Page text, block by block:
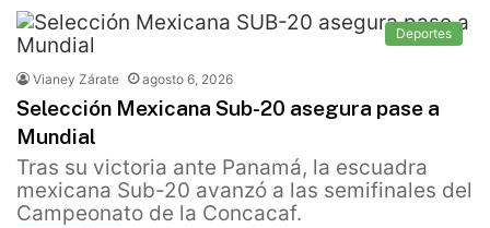
Deportes
Vianey Zárate agosto 6, 2026
Selección Mexicana Sub-20 asegura pase a
Mundial
Tras su victoria ante Panamá, la escuadra
mexicana Sub-20 avanzó a las semifinales del
Campeonato de la Concacaf.